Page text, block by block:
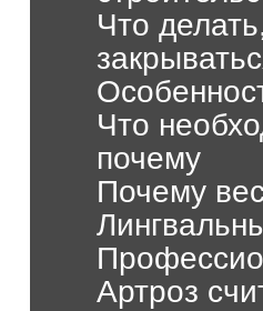
Что
Что
почему
Почему
Артроз